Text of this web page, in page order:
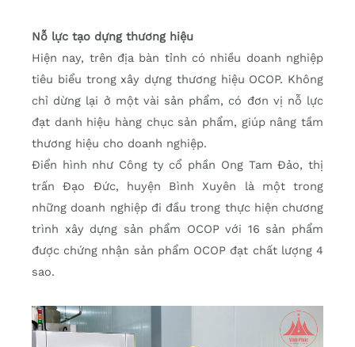
Nỗ lực tạo dựng thương hiệu
Hiện nay, trên địa bàn tỉnh có nhiều doanh nghiệp
tiêu biểu trong xây dựng thương hiệu OCOP. Không
chỉ dừng lại ở một vài sản phẩm, có đơn vị nỗ lực
đạt danh hiệu hàng chục sản phẩm, giúp nâng tầm
thương hiệu cho doanh nghiệp.
Điển hình như Công ty cổ phần Ong Tam Đảo, thị
trấn Đạo Đức, huyện Bình Xuyên là một trong
những doanh nghiệp đi đầu trong thực hiện chương
trình xây dựng sản phẩm OCOP với 16 sản phẩm
được chứng nhận sản phẩm OCOP đạt chất lượng 4
sao.